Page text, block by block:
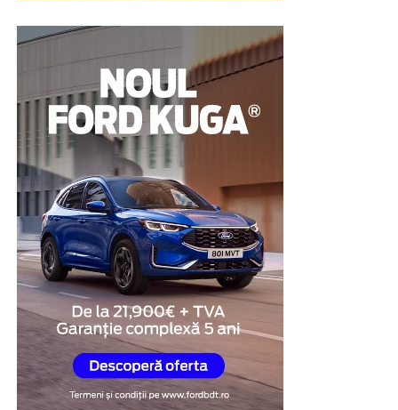
însă poate constitui un element suplimentar de
evaluare și poate contribui la clarificarea
circumstanțelor în care au apărut suspiciunile.
Pentru multe persoane, această abordare reprezintă o
modalitate de a demonstra disponibilitatea de a coopera
și de a răspunde transparent întrebărilor legate de
situația investigată.
Obiectivitatea reacțiilor
fiziologice
Unul dintre cele mai importante avantaje ale testului
poligraf este faptul că evaluarea se bazează pe
monitorizarea unor reacții fiziologice involuntare,
precum ritmul cardiac, respirația, tensiunea arterială și
modificările conductanței electrice a pielii.